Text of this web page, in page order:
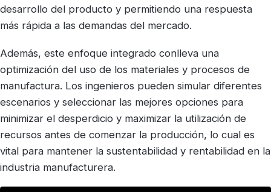
desarrollo del producto y permitiendo una respuesta
más rápida a las demandas del mercado.
Además, este enfoque integrado conlleva una
optimización del uso de los materiales y procesos de
manufactura. Los ingenieros pueden simular diferentes
escenarios y seleccionar las mejores opciones para
minimizar el desperdicio y maximizar la utilización de
recursos antes de comenzar la producción, lo cual es
vital para mantener la sustentabilidad y rentabilidad en la
industria manufacturera.